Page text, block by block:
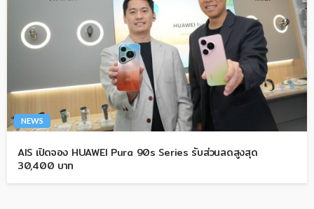
NEWS
AIS เปิดจอง HUAWEI Pura 90s Series รับส่วนลดสูงสุด
30,400 บาท